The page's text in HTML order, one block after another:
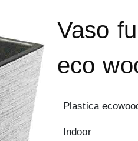
Vaso
eco
Plastica
Indoor